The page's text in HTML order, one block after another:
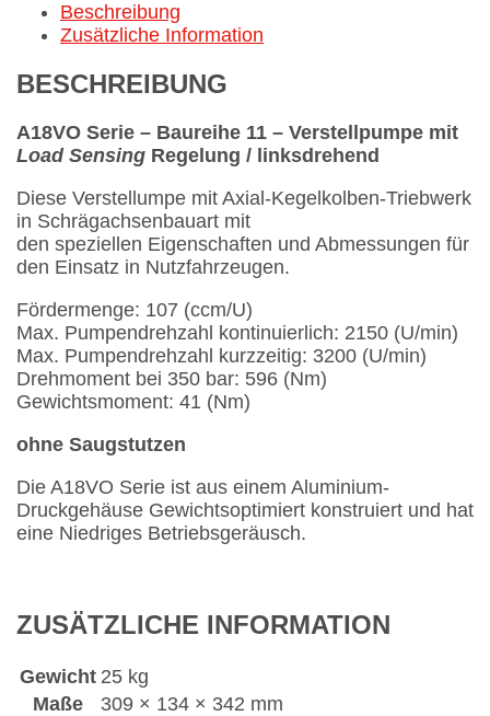
Beschreibung
Zusätzliche Information
BESCHREIBUNG
A18VO Serie – Baureihe 11 – Verstellpumpe mit
Load Sensing Regelung / linksdrehend
Diese Verstellumpe mit Axial-Kegelkolben-Triebwerk
in Schrägachsenbauart mit
den speziellen Eigenschaften und Abmessungen für
den Einsatz in Nutzfahrzeugen.
Fördermenge: 107 (ccm/U)
Max. Pumpendrehzahl kontinuierlich: 2150 (U/min)
Max. Pumpendrehzahl kurzzeitig: 3200 (U/min)
Drehmoment bei 350 bar: 596 (Nm)
Gewichtsmoment: 41 (Nm)
ohne Saugstutzen
Die A18VO Serie ist aus einem Aluminium-
Druckgehäuse Gewichtsoptimiert konstruiert und hat
eine Niedriges Betriebsgeräusch.
ZUSÄTZLICHE INFORMATION
Gewicht 25 kg
Maße
309 × 134 × 342 mm